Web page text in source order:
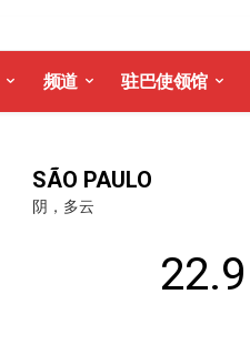
频道 驻巴使领馆
SÃO PAULO
阴，多云
22.9